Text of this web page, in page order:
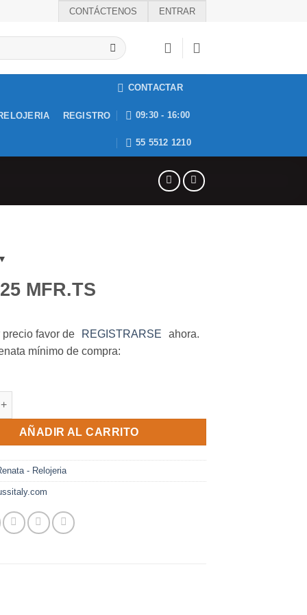
CONTÁCTENOS ENTRAR
REGISTRO
CONTACTAR
09:30 - 16:00
55 5512 1210
MFR.TS
precio favor de REGISTRARSE
ahora.
mínimo de compra:
cantidad
AÑADIR AL CARRITO
- Relojeria